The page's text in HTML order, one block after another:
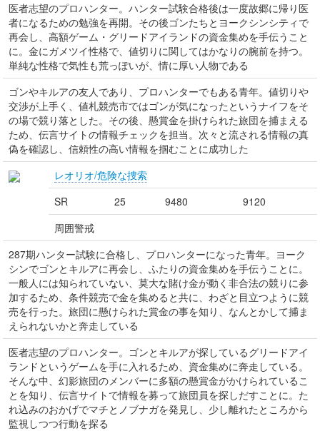
医者志望のプロハンター。ハンター試験合格後は一度故郷に帰り医
者になるための勉強を再開。その後ゴンたちとヨークシンシティで
再会し、高額ゲーム・グリードアイランドの資金集めを手伝うこと
に。金にガメツイ性格で、値切りに関してはかなりの腕前を持つ。
単純な性格で気性も荒っぽいが、情に厚い人物である
ゴンやキルアの友人であり、プロハンターでもある青年。値切りや
交渉が上手く、値札競売市ではゴンが気になったというナイフをそ
の場で競り落とした。その後、懸賞金を掛けられた旅団を捕まえる
ため、伝言サイトの情報チェックを担当。次々と流される情報の真
偽を確認し、信頼性の高い情報を掴むことに成功した
レオリオ/危険な捜索
SR
25 9480
9120
周囲警戒
287期ハンター試験に合格し、プロハンターになった青年。ヨーク
シンでゴンとキルアに再会し、ふたりの資金集めを手伝うことに。
一般人には知られていない、莫大な賭け金が動く非合法の競りに参
加するため、条件競売で金を集めると共に、わざと目立つように競
売を行った。旅団に懸けられた賞金の事を知り、なんとかして捕ま
えられないかと奔走している
医者志望のプロハンター。ゴンとキルアが探しているグリードアイ
ランドというゲームを手に入れるため、資金集めに奔走している。
そんな中、幻影旅団のメンバーに多額の懸賞金がかけられているこ
とを知り、伝言サイトで情報を募って旅団員を探しだすことに。た
れ込みのおかげでマチとノブナガを発見し、少し離れたところから
監視しつつ行動を探る